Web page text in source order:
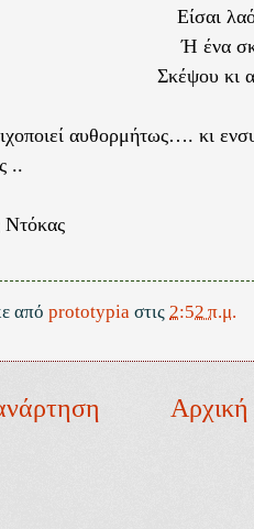
Είσαι
Ή ένα
Σκέψου κι
αυθορμήτως…. κι
..
από prototypia στις 2:52 π.μ.
Αρχική